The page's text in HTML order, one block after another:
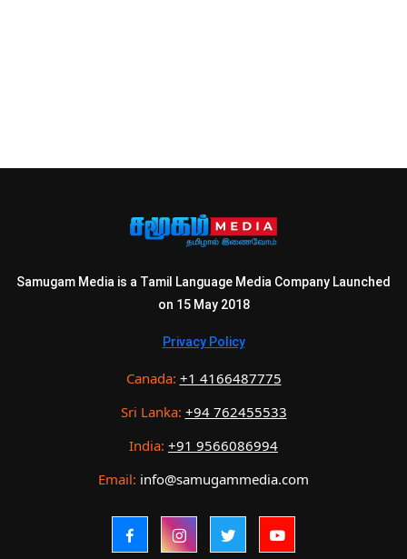
Samugam Media is a Tamil Language Media Company Launched
on 15 May 2018
Privacy Policy
Canada: +1 4166487775
Sri Lanka: +94 762455533
India: +91 9566086994
Email: info@samugammedia.com